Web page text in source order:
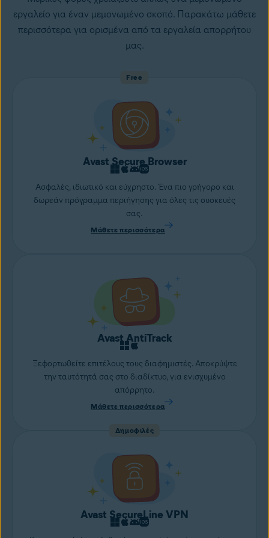
εργαλείο για έναν μεμονωμένο σκοπό. Παρακάτω μάθετε
περισσότερα για ορισμένα από τα εργαλεία απορρήτου
μας.
Free
Avast Secure Browser
Ασφαλές, ιδιωτικό και εύχρηστο. Ένα πιο γρήγορο και
δωρεάν πρόγραμμα περιήγησης για όλες τις συσκευές
σας.
Μάθετε περισσότερα
Avast AntiTrack
Ξεφορτωθείτε επιτέλους τους διαφημιστές. Αποκρύψτε
την ταυτότητά σας στο διαδίκτυο, για ενισχυμένο
απόρρητο.
Μάθετε περισσότερα
Δημοφιλές
Avast SecureLine VPN